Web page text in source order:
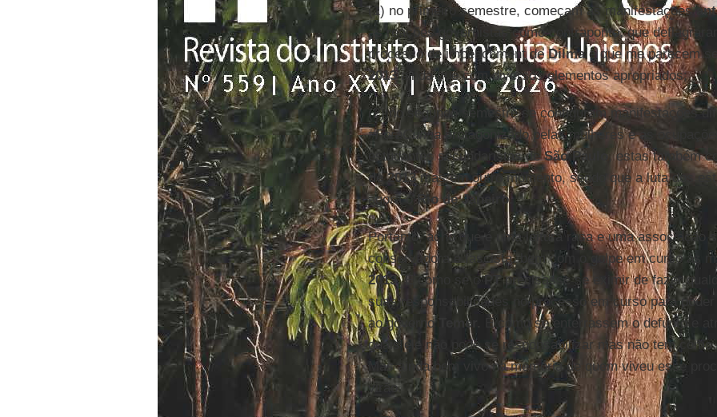
(1) no primeiro semestre, começam as manifestações
as reações governistas como contraponto, que
processo de impeachment deDilmae que me parecem
2013ainda que com diversos elementos apropriados;
(2) no segundo semestre se configuram manifestações
#ForaCunhaprotagonizado pelas mulheres e as
estudantes secundaristas deSão Paulo , estas também
de 2013mas em outro momento, sendo que a luta dos
agora oRio de Janeiro.
Portanto, acho que é uma leitura rasa e uma associação
conservadora e fascista, bem com o golpe em curso às
2013. É como se oPTprecisasse se eximir de fazer
suas responsabilidades no processo em curso para
ao governo Temer.
É como se enterrassem o defunto e
quais ele não pode se responsabilizar mas não tem
Mas ainda bem vivo na memória de quem viveu esse
virão.